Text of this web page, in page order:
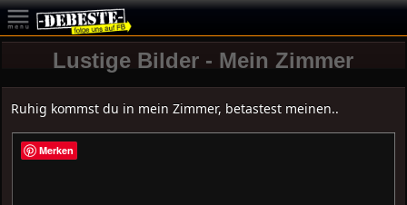
Lustige Bilder - Mein Zimmer
Ruhig kommst du in mein Zimmer, betastest meinen..
Merken